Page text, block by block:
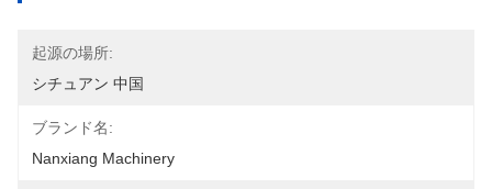
起源の場所:
シチュアン 中国
ブランド名:
Nanxiang Machinery